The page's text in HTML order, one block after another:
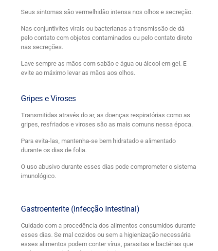
Seus sintomas são vermelhidão intensa nos olhos e secreção.
Nas conjuntivites virais ou bacterianas a transmissão de dá
pelo contato com objetos contaminados ou pelo contato direto
nas secreções.
Lave sempre as mãos com sabão e água ou álcool em gel. E
evite ao máximo levar as mãos aos olhos.
Gripes e Viroses
Transmitidas através do ar, as doenças respiratórias como as
gripes, resfriados e viroses são as mais comuns nessa época.
Para evita-las, mantenha-se bem hidratado e alimentado
durante os dias de folia.
O uso abusivo durante esses dias pode comprometer o sistema
imunológico.
Gastroenterite (infecção intestinal)
Cuidado com a procedência dos alimentos consumidos durante
esses dias. Se mal cozidos ou sem a higienização necessária
esses alimentos podem conter vírus, parasitas e bactérias que